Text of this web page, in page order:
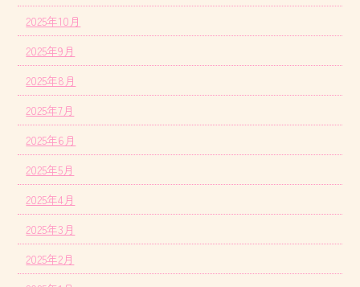
2025年10月
2025年9月
2025年8月
2025年7月
2025年6月
2025年5月
2025年4月
2025年3月
2025年2月